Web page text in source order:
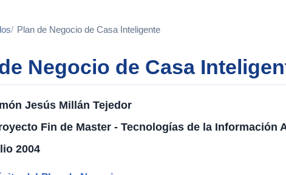
Plan de Negocio de Casa Inteligente
Negocio de Casa
Jesús Millán Tejedor
Fin de Master - Tecnologías de la Información
2004